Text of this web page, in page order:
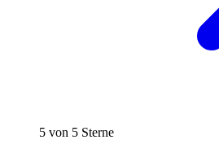
5 von 5 Sterne